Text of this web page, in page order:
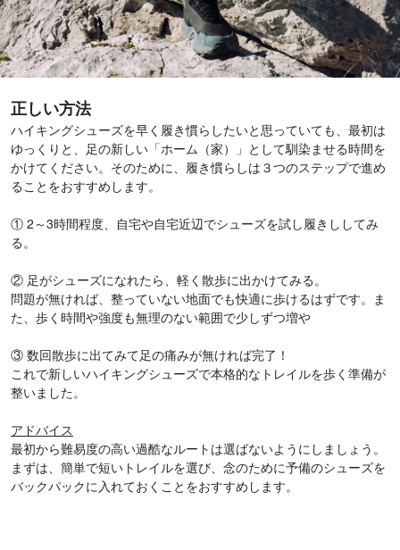
正しい方法
ハイキングシューズを早く履き慣らしたいと思っていても、最初は
ゆっくりと、足の新しい「ホーム（家）」として馴染ませる時間を
かけてください。そのために、履き慣らしは３つのステップで進め
ることをおすすめします。
① 2～3時間程度、自宅や自宅近辺でシューズを試し履きししてみ
る。
② 足がシューズになれたら、軽く散歩に出かけてみる。
問題が無ければ、整っていない地面でも快適に歩けるはずです。ま
た、歩く時間や強度も無理のない範囲で少しずつ増や
③ 数回散歩に出てみて足の痛みが無ければ完了！
これで新しいハイキングシューズで本格的なトレイルを歩く準備が
整いました。
アドバイス
最初から難易度の高い過酷なルートは選ばないようにしましょう。
まずは、簡単で短いトレイルを選び、念のために予備のシューズを
バックパックに入れておくことをおすすめします。